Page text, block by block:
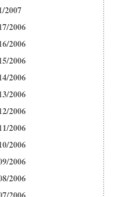
2007
2006
2006
2006
2006
2006
2006
2006
2006
2006
2006